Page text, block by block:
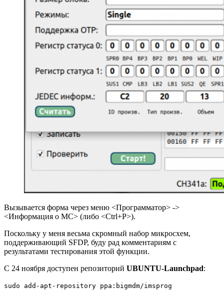
Вызывается форма через меню <Программатор> ->
<Информация о МС> (либо <Ctrl+P>).
Поскольку у меня весьма скромный набор микросхем,
поддерживающий SFDP, буду рад комментариям с
результатами тестирования этой функции.
С 24 ноября доступен репозиторий UBUNTU-Launchpad:
sudo add-apt-repository ppa:bigmdm/imsprog